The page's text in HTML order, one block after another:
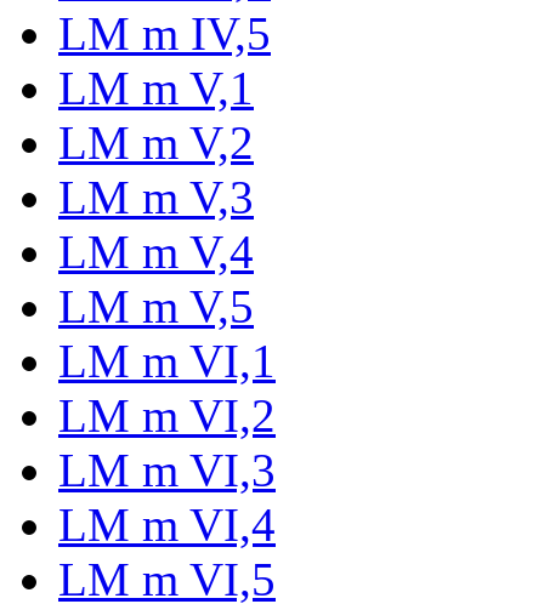
LM m IV,5
LM m V,1
LM m V,2
LM m V,3
LM m V,4
LM m V,5
LM m VI,1
LM m VI,2
LM m VI,3
LM m VI,4
LM m VI,5